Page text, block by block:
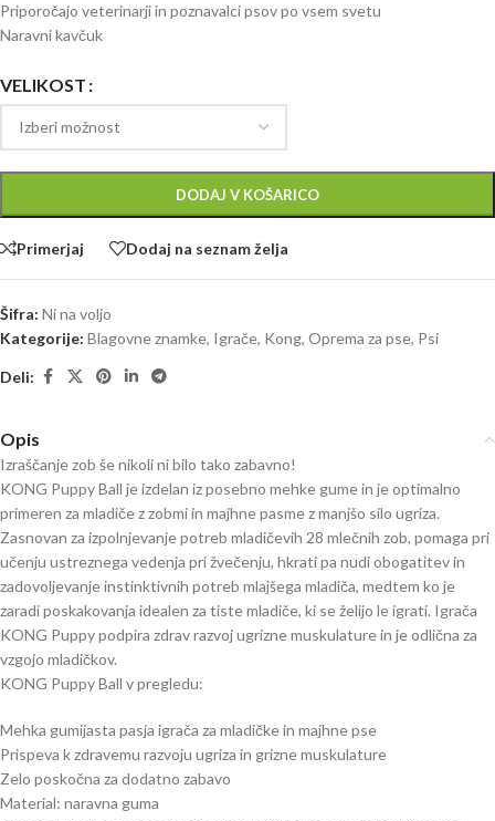
Priporočajo veterinarji in poznavalci psov po vsem svetu
Naravni kavčuk
VELIKOST
DODAJ V KOŠARICO
Primerjaj Dodaj na seznam želja
Šifra: Ni na voljo
Kategorije: Blagovne znamke, Igrače, Kong, Oprema za pse, Psi
Deli:
Opis
Izraščanje zob še nikoli ni bilo tako zabavno!
KONG Puppy Ball je izdelan iz posebno mehke gume in je optimalno
primeren za mladiče z zobmi in majhne pasme z manjšo silo ugriza.
Zasnovan za izpolnjevanje potreb mladičevih 28 mlečnih zob, pomaga pri
učenju ustreznega vedenja pri žvečenju, hkrati pa nudi obogatitev in
zadovoljevanje instinktivnih potreb mlajšega mladiča, medtem ko je
zaradi poskakovanja idealen za tiste mladiče, ki se želijo le igrati. Igrača
KONG Puppy podpira zdrav razvoj ugrizne muskulature in je odlična za
vzgojo mladičkov.
KONG Puppy Ball v pregledu:
Mehka gumijasta pasja igrača za mladičke in majhne pse
Prispeva k zdravemu razvoju ugriza in grizne muskulature
Zelo poskočna za dodatno zabavo
Material: naravna guma